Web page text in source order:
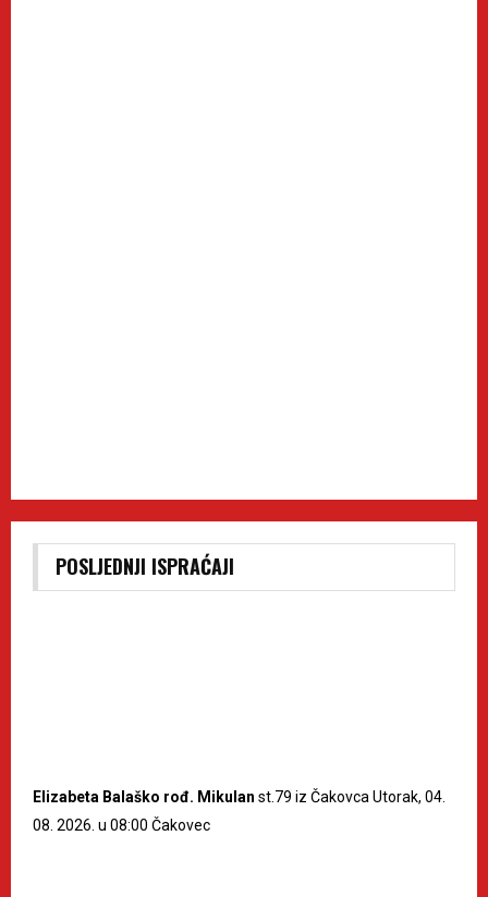
POSLJEDNJI ISPRAĆAJI
Elizabeta Balaško rođ. Mikulan st.79 iz Čakovca Utorak, 04.
08. 2026. u 08:00 Čakovec